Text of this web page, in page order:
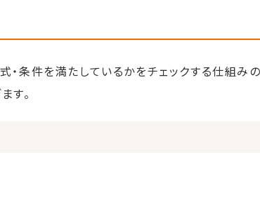
条件を満たしているかをチェックする仕組み
す。